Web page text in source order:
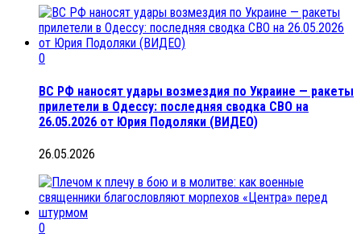
0
ВС РФ наносят удары возмездия по Украине — ракеты
прилетели в Одессу: последняя сводка СВО на
26.05.2026 от Юрия Подоляки (ВИДЕО)
26.05.2026
0